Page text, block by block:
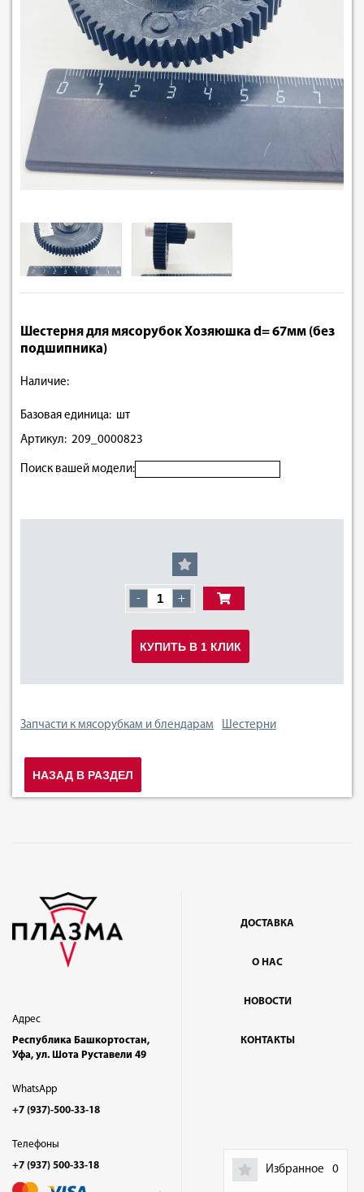
Избранное 0
Шестерня для мясорубок Хозяюшка d= 67мм (без
подшипника)
Наличие:
Базовая единица: шт
Артикул: 209_0000823
Поиск вашей модели:
- +
КУПИТЬ В 1 КЛИК
Запчасти к мясорубкам и блендарам Шестерни
НАЗАД В РАЗДЕЛ
Адрес
Республика Башкортостан,
Уфа, ул. Шота Руставели 49
WhatsApp
+7 (937)-500-33-18
Телефоны
+7 (937) 500-33-18
ДОСТАВКА
О НАС
НОВОСТИ
КОНТАКТЫ